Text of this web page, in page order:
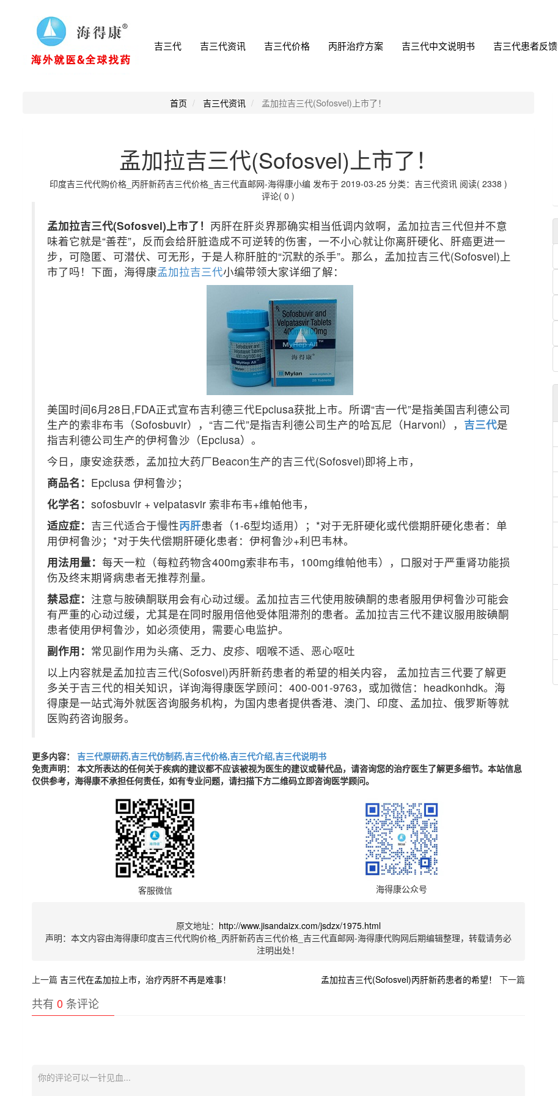
吉三代 吉三代资讯 吉三代价格 丙肝治疗方案 吉三代中文说明书 吉三代患者反馈
首页 吉三代资讯 孟加拉吉三代(Sofosvel)上市了！
孟加拉吉三代(Sofosvel)上市了！
印度吉三代代购价格_丙肝新药吉三代价格_吉三代直邮网-海得康小编 发布于 2019-03-25 分类：吉三代资讯 阅读( 2338 )
评论( 0 )
孟加拉吉三代(Sofosvel)上市了！ 丙肝在肝炎界那确实相当低调内敛啊，孟加拉吉三代但并不意
味着它就是“善茬”，反而会给肝脏造成不可逆转的伤害，一不小心就让你离肝硬化、肝癌更进一
步，可隐匿、可潜伏、可无形，于是人称肝脏的“沉默的杀手”。那么，孟加拉吉三代(Sofosvel)上
市了吗！下面，海得康孟加拉吉三代小编带领大家详细了解：
美国时间6月28日,FDA正式宣布吉利德三代Epclusa获批上市。所谓“吉一代”是指美国吉利德公司
生产的索非布韦（Sofosbuvir），“吉二代”是指吉利德公司生产的哈瓦尼（Harvoni）， 吉三代是
指吉利德公司生产的伊柯鲁沙（Epclusa）。
今日，康安途获悉，孟加拉大药厂Beacon生产的吉三代(Sofosvel)即将上市，
商品名： Epclusa 伊柯鲁沙；
化学名： sofosbuvir + velpatasvir 索非布韦+维帕他韦，
适应症： 吉三代适合于慢性丙肝患者（1-6型均适用）；*对于无肝硬化或代偿期肝硬化患者：单
用伊柯鲁沙；*对于失代偿期肝硬化患者：伊柯鲁沙+利巴韦林。
用法用量： 每天一粒（每粒药物含400mg索非布韦，100mg维帕他韦），口服对于严重肾功能损
伤及终末期肾病患者无推荐剂量。
禁忌症： 注意与胺碘酮联用会有心动过缓。孟加拉吉三代使用胺碘酮的患者服用伊柯鲁沙可能会
有严重的心动过缓，尤其是在同时服用倍他受体阻滞剂的患者。孟加拉吉三代不建议服用胺碘酮
患者使用伊柯鲁沙，如必须使用，需要心电监护。
副作用： 常见副作用为头痛、乏力、皮疹、咽喉不适、恶心呕吐
以上内容就是孟加拉吉三代(Sofosvel)丙肝新药患者的希望的相关内容， 孟加拉吉三代要了解更
多关于吉三代的相关知识，详询海得康医学顾问：400-001-9763，或加微信：headkonhdk。海
得康是一站式海外就医咨询服务机构，为国内患者提供香港、澳门、印度、孟加拉、俄罗斯等就
医购药咨询服务。
更多内容：
吉三代原研药,吉三代仿制药,吉三代价格,吉三代介绍,吉三代说明书
免责声明： 本文所表达的任何关于疾病的建议都不应该被视为医生的建议或替代品，请咨询您的治疗医生了解更多细节。本站信息
仅供参考，海得康不承担任何责任，如有专业问题，请扫描下方二维码立即咨询医学顾问。
客服微信 海得康公众号
原文地址： http://www.jisandaizx.com/jsdzx/1975.html
声明：本文内容由海得康印度吉三代代购价格_丙肝新药吉三代价格_吉三代直邮网-海得康代购网后期编辑整理，转载请务必
注明出处！
上一篇 吉三代在孟加拉上市，治疗丙肝不再是难事！ 孟加拉吉三代(Sofosvel)丙肝新药患者的希望！ 下一篇
共有 0 条评论